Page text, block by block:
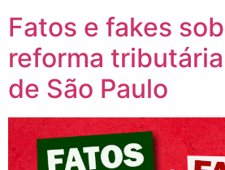
Fatos e fakes
reforma
de São Paulo